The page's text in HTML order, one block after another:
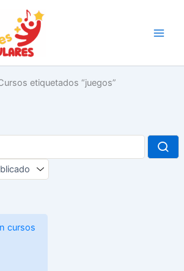
etiquetados “juegos”
cursos